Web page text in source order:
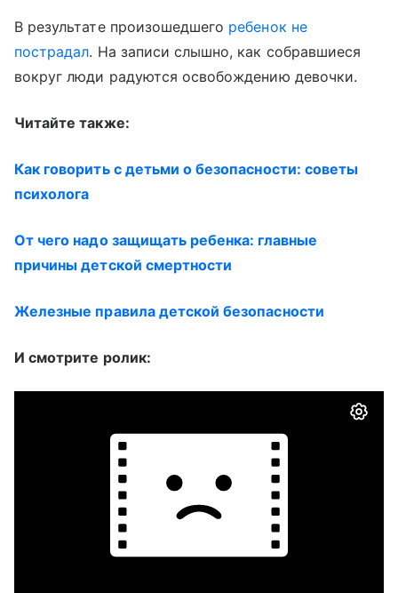
В результате произошедшего ребенок не
пострадал. На записи слышно, как собравшиеся
вокруг люди радуются освобождению девочки.
Читайте также:
Как говорить с детьми о безопасности: советы
психолога
От чего надо защищать ребенка: главные
причины детской смертности
Железные правила детской безопасности
И смотрите ролик: